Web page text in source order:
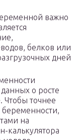
важно
белков или
дней
о росте
точнее
на
калькулятора